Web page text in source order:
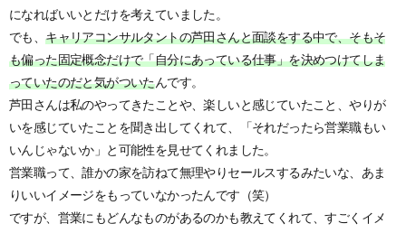
になればいいとだけを考えていました。
でも、キャリアコンサルタントの芦田さんと面談をする中で、そもそ
も偏った固定概念だけで「自分にあっている仕事」を決めつけてしま
っていたのだと気がついたんです。
芦田さんは私のやってきたことや、楽しいと感じていたこと、やりが
いを感じていたことを聞き出してくれて、「それだったら営業職もい
いんじゃないか」と可能性を見せてくれました。
営業職って、誰かの家を訪ねて無理やりセールスするみたいな、あま
りいいイメージをもっていなかったんです（笑）
ですが、営業にもどんなものがあるのかも教えてくれて、すごくイメ